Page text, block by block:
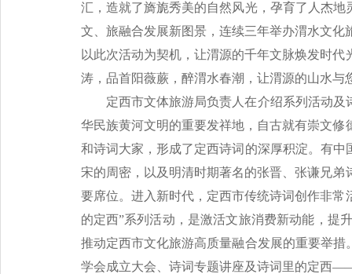
汇，造就了旖旎秀美的自然风光，孕育了人杰
文、旅融合发展新图景，连续三年举办渭水文
以此次活动为契机，让渭源的千年文脉焕发时
涛，品首阳薇蕨，醉渭水春潮，让渭源的山水与
定西市文体旅游局负责人在介绍系列活动
华民族黄河文明的重要发祥地，自古就有崇文
和诗词大家，形成了定西诗词的深厚积淀。有
宋的周密，以及明清时期著名的张晋、张谦兄
要席位。进入新时代，定西市传统诗词创作非
的定西”系列活动，是激活文旅消费新动能，提
推动定西市文化旅游高质量融合发展的重要举
学会成立大会、诗词专题讲座及诗词里的定西